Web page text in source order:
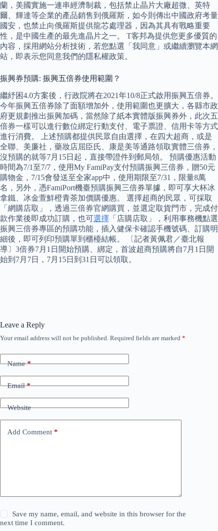
蘭，美國實施一連串經濟制裁，包括禁止晶片大廠超微、英特
爾、輝達等企業的產品銷售到俄羅斯，如今則傳出中國政府考量
國安，也禁止向俄羅斯提供龍芯處理器，因為其具有戰略重要
性，是中國生產的最先進晶片之一。 T客邦為提供您更多優質的
內容，採用網站分析技術，若您點選「我同意」或繼續瀏覽本網
站，即表示您同意我們的隱私權政策。
振興券預購: 振興五倍券使用範圍？
繼紓困4.0方案後，行政院將在2021年10/8正式啟用振興五倍券。
今年振興五倍券除了面額增加外，使用範圍也更擴大，各縣市政
府更規劃推出振興加碼，當然除了紙本實體版振興券外，此次五
倍券一樣可以進行數位綁定行動支付、電子票證、信用卡等方式
進行消費。 上述預購都提供民眾自由選擇，在四大超商，或是
全聯、美廉社，藥妝店屈臣氏、康是美等通路領取實體三倍券，
沒預購的就等7月15日起，直接帶證件到郵局領。 預購優惠活動
時間為7/1至7/7，使用My FamiPay支付預購振興三倍券，贈50元
購物金，7/15會發送至全家app中，使用期限至7/31，限量8萬
名，另外，憑FamiPort機臺預購振興三倍券單據，即可享大杯冰
拿鐵、冰金萱鮮橙青茶加價購優惠。 選擇超商的民眾，可採取
「網購店取」，透過三倍券官網購買，並選定取貨門市，完成付
款作業後即成功訂購，也可選擇 「店購店取」，利用事務機點選
振興三倍券專區的預購功能，插入健保卡確認手機號碼、訂購明
細後，即可列印預購單到櫃檯結帳。 〔記者黃佩君／臺北報
導〕3倍券7月1日開始預購、綁定，首波超商預購將自7月1日開
始到7月7日，7月15日到31日可以領取。
Leave a Reply
Your email address will not be published. Required fields are marked *
Name*
Email*
Website
Add Comment *
Save my name, email, and website in this browser for the
next time I comment.